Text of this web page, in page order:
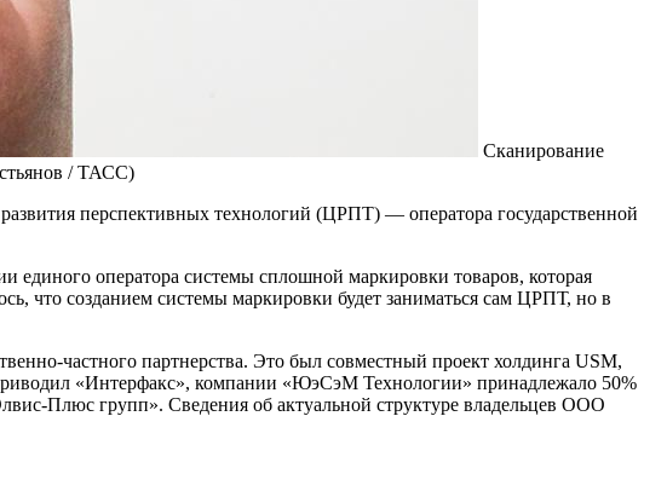
Сканирование
/ ТАСС)
перспективных технологий (ЦРПТ) — оператора государственной
оператора системы сплошной маркировки товаров, которая
что созданием системы маркировки будет заниматься сам ЦРПТ, но в
частного партнерства. Это был совместный проект холдинга USM,
«Интерфакс», компании «ЮэСэМ Технологии» принадлежало 50%
Плюс групп». Сведения об актуальной структуре владельцев ООО